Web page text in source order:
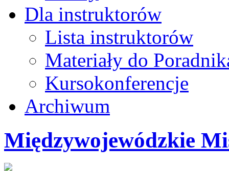
Dla instruktorów
Lista instruktorów
Materiały do
Kursokonferencje
Archiwum
Międzywojewódzkie